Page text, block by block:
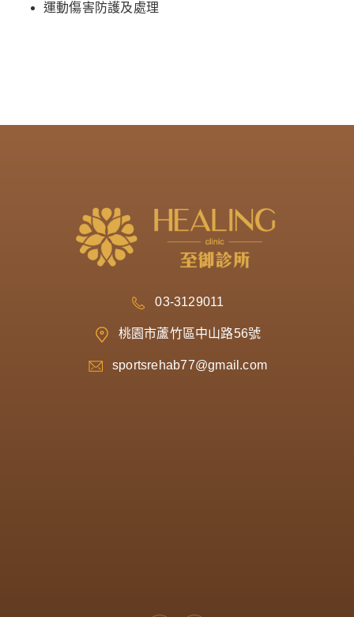
運動傷害防護及處理
03-3129011
桃園市蘆竹區中山路56號
sportsrehab77@gmail.com